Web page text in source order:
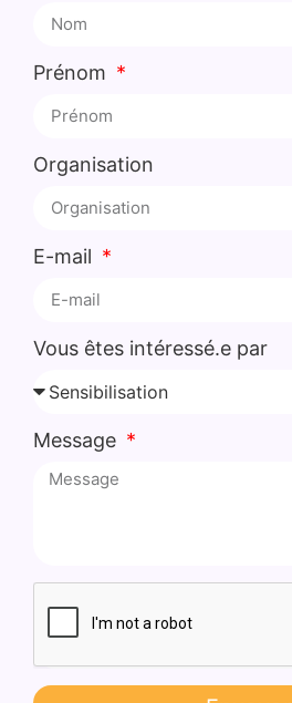
Prénom
Organisation
E-mail
Vous êtes intéressé.e par
Message